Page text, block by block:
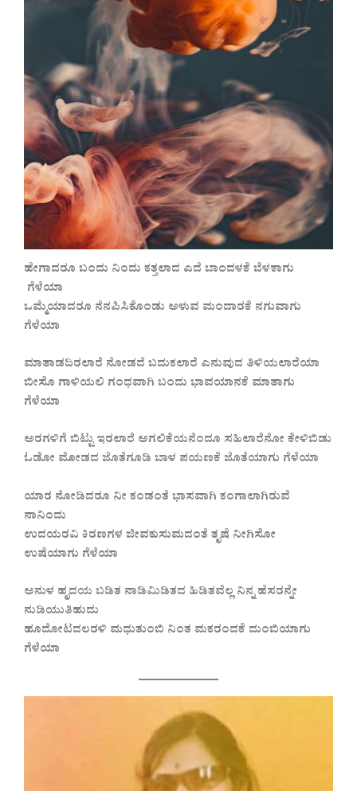
ಹೇಗಾದರೂ ಬಂದು ನಿಂದು ಕತ್ತಲಾದ ಎದೆ ಬಾಂದಳಕೆ ಬೆಳಕಾಗು
ಗೆಳೆಯಾ
ಒಮ್ಮೆಯಾದರೂ ನೆನಪಿಸಿಕೊಂಡು ಅಳುವ ಮಂದಾರಕೆ ನಗುವಾಗು
ಗೆಳೆಯಾ
ಮಾತಾಡದಿರಲಾರೆ ನೋಡದೆ ಬದುಕಲಾರೆ ಎನುವುದ ತಿಳಿಯಲಾರೆಯಾ
ಬೀಸೊ ಗಾಳಿಯಲಿ ಗಂಧವಾಗಿ ಬಂದು ಭಾವಯಾನಕೆ ಮಾತಾಗು
ಗೆಳೆಯಾ
ಅರಗಳಿಗೆ ಬಿಟ್ಟು ಇರಲಾರೆ ಅಗಲಿಕೆಯನೆಂದೂ ಸಹಿಲಾರೆನೋ ಕೇಳಿಬಿಡು
ಓಡೋ ಮೋಡದ ಜೊತೆಗೂಡಿ ಬಾಳ ಪಯಣಕೆ ಜೊತೆಯಾಗು ಗೆಳೆಯಾ
ಯಾರ ನೋಡಿದರೂ ನೀ ಕಂಡಂತೆ ಭಾಸವಾಗಿ ಕಂಗಾಲಾಗಿರುವೆ
ನಾನಿಂದು
ಉದಯರವಿ ಕಿರಣಗಳ ಜೀವಕುಸುಮದಂತೆ ತೃಷೆ ನೀಗಿಸೋ
ಉಷೆಯಾಗು ಗೆಳೆಯಾ
ಅನುಳ ಹೃದಯ ಬಡಿತ ನಾಡಿಮಿಡಿತದ ಹಿಡಿತವೆಲ್ಲ ನಿನ್ನ ಹೆಸರನ್ನೇ
ನುಡಿಯುತಿಹುದು
ಹೂದೋಟದಲರಳಿ ಮಧುತುಂಬಿ ನಿಂತ ಮಕರಂದಕೆ ದುಂಬಿಯಾಗು
ಗೆಳೆಯಾ